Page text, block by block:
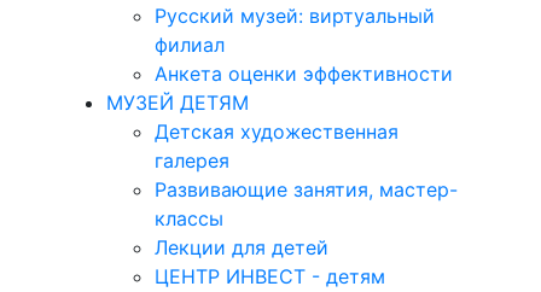
Русский музей: виртуальный
филиал
Анкета оценки эффективности
МУЗЕЙ ДЕТЯМ
Детская художественная
галерея
Развивающие занятия, мастер-
классы
Лекции для детей
ЦЕНТР ИНВЕСТ - детям